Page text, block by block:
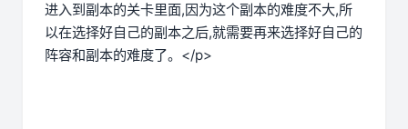
进入到副本的关卡里面,因为这个副本的难度不大,所
以在选择好自己的副本之后,就需要再来选择好自己的
阵容和副本的难度了。</p>